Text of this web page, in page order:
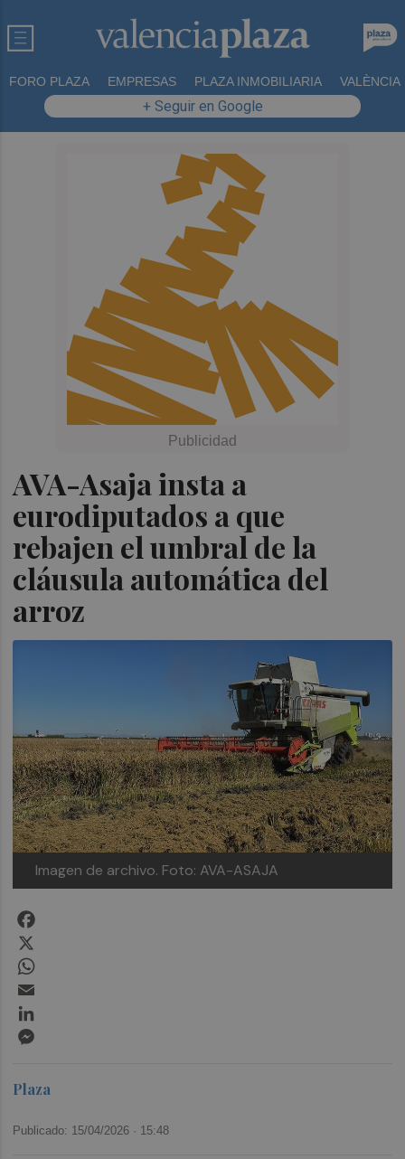
FORO PLAZA EMPRESAS PLAZA INMOBILIARIA VALÈNCIA
+ Seguir en Google
AVA-Asaja insta a
eurodiputados a que
rebajen el umbral de la
cláusula automática del
arroz
Imagen de archivo. Foto: AVA-ASAJA
Plaza
Publicado: 15/04/2026 · 15:48